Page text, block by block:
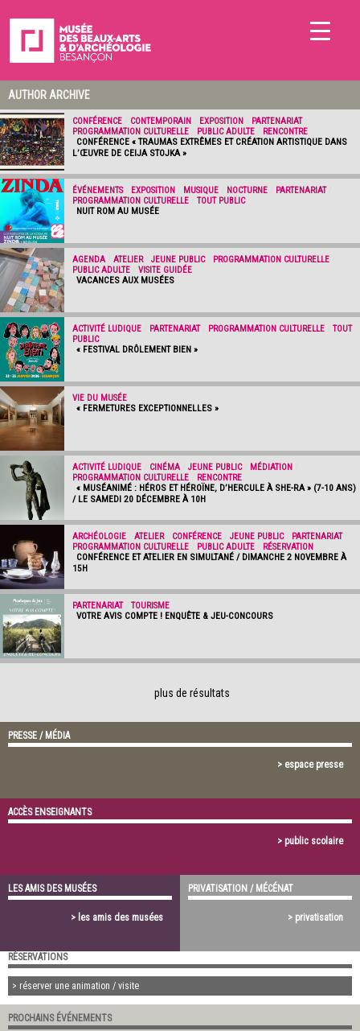
AUTHOR ARCHIVE
CONFÉRENCE CONTEMPORAIN EXPOSITION PARTENARIAT/
PROGRAMMATION CULTURELLE
PUBLIC ADULTE RENCONTRE
CONFÉRENCE « TRAUMAS EXTRÊMES ET CRÉATION ARTISTIQUE DANS
L’ŒUVRE DE CEIJA STOJKA »
ÉVÉNEMENTS/ EXPOSITION MUSIQUE NOCTURNE PARTENARIAT/
PROGRAMMATION CULTURELLE
TOUT PUBLIC
NUIT ROM AU MUSÉE
AGENDA ATELIER/ JEUNE PUBLIC/ PROGRAMMATION CULTURELLE
PUBLIC ADULTE
VISITE GUIDÉE
VACANCES AUX MUSÉES
ACTIVITÉ LUDIQUE PARTENARIAT/ PROGRAMMATION CULTURELLE
TOUT
PUBLIC
« FESTIVAL DRÔLEMENT BIEN »
VIE DU MUSÉE
« FERMETURES EXCEPTIONNELLES »
ACTIVITÉ LUDIQUE CINÉMA JEUNE PUBLIC/ MÉDIATION
PROGRAMMATION CULTURELLE
RENCONTRE
« MUSÉANIMÉ : HÉROS ET HÉROÏNE, D’HERCULE À SHE-RA » (7-10 ANS)
/ LE SAMEDI 20 DÉCEMBRE À 10H
ARCHÉOLOGIE ATELIER/ CONFÉRENCE JEUNE PUBLIC/ PARTENARIAT/
PROGRAMMATION CULTURELLE
PUBLIC ADULTE RÉSERVATION
CONFÉRENCE ET ATELIER EN SIMULTANÉ / DIMANCHE 2 NOVEMBRE À
15H
PARTENARIAT/ TOURISME
VOTRE AVIS COMPTE ! ENQUÊTE & JEU-CONCOURS
plus de résultats
PRESSE / MÉDIA
> espace presse
ACCÈS ENSEIGNANTS
> public scolaire
LES AMIS DES MUSÉES
> les amis des musées
PRIVATISATION / MÉCÉNAT
> privatisation
RÉSERVATIONS
> réserver une animation / visite
PROCHAINS ÉVÉNEMENTS